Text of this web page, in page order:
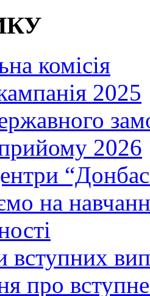
комісія
2025
2026
на
вступних
про